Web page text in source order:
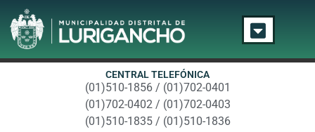
CENTRAL TELEFÓNICA
(01)510-1856 / (01)702-0401
(01)702-0402 / (01)702-0403
(01)510-1835 / (01)510-1836